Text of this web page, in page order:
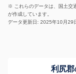
※ これらのデータは、国土交
が作成しています。
データ更新日: 2025年10月29
利尻